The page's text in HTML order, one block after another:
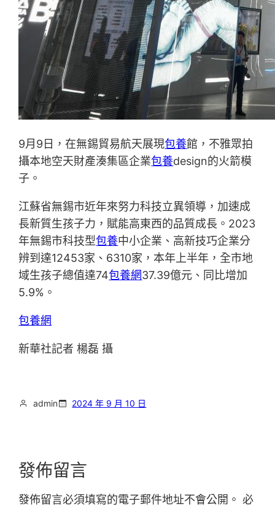
9月9日，在無錫貿易航天展現包養館，不雅眾拍
攝本地空天財產湊集區企業包養design的火箭模
子。
江蘇省無錫市近年來努力科技立異領導，加速成
長新質生孩子力，賦能高東西的品質成長。2023
年無錫市科技型包養中小企業、高新技巧企業分
辨到達12453家、6310家，本年上半年，全市地
域生孩子總值達74包養網37.39億元、同比增加
5.9%。
包養網
新華社記者 楊磊 攝
admin 2024 年 9 月 10 日
發佈留言
發佈留言必須填寫的電子郵件地址不會公開。 必